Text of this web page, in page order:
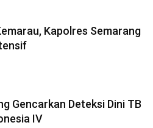
Kapolres Semarang
Gencarkan Deteksi Dini TB
IV